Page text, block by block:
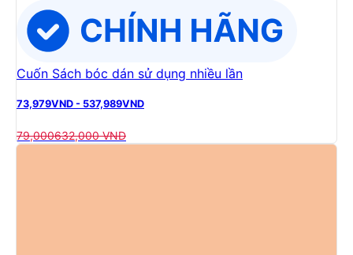
Cuốn Sách bóc dán sử dụng nhiều lần
73,979VND - 537,989VND
79,000632,000 VND